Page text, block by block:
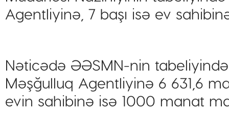
Agentliyinə, 7 başı isə ev
Nəticədə ƏƏSMN-nin
Məşğulluq Agentliyinə 6 631,6
evin sahibinə isə 1000 manat